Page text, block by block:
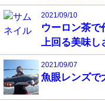
2021/09/10
ウーロン茶で
上回る美味し
2021/09/07
魚眼レンズで